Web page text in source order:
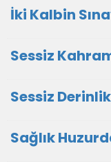
İki Kalbin
Sessiz
Sessiz
Sağlık